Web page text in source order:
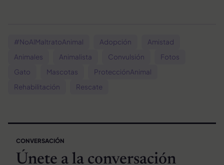
#NoAlMaltratoAnimal Adopción
Amistad
Animales
Animalista Convulsión
Fotos
Gato
Mascotas
ProtecciónAnimal
Rehabilitación
Rescate
CONVERSACIÓN
Únete a la conversación